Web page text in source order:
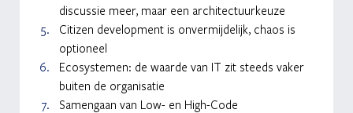
discussie meer, maar een architectuurkeuze
Citizen development is onvermijdelijk, chaos is
optioneel
Ecosystemen: de waarde van IT zit steeds vaker
buiten de organisatie
Samengaan van Low- en High-Code